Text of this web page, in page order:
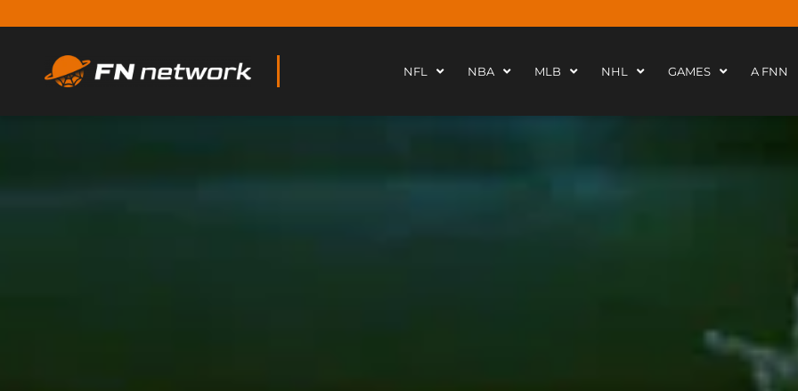
NFL NBA MLB NHL GAMES A FNN